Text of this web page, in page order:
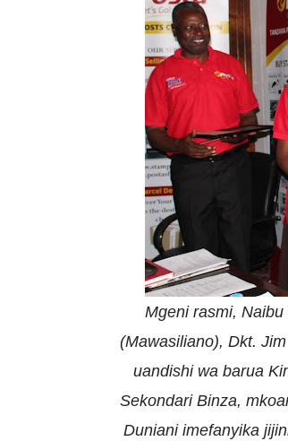
Mgeni rasmi,
(Mawasiliano), Dkt.
uandishi wa barua
Sekondari Binza,
Duniani imefanyika